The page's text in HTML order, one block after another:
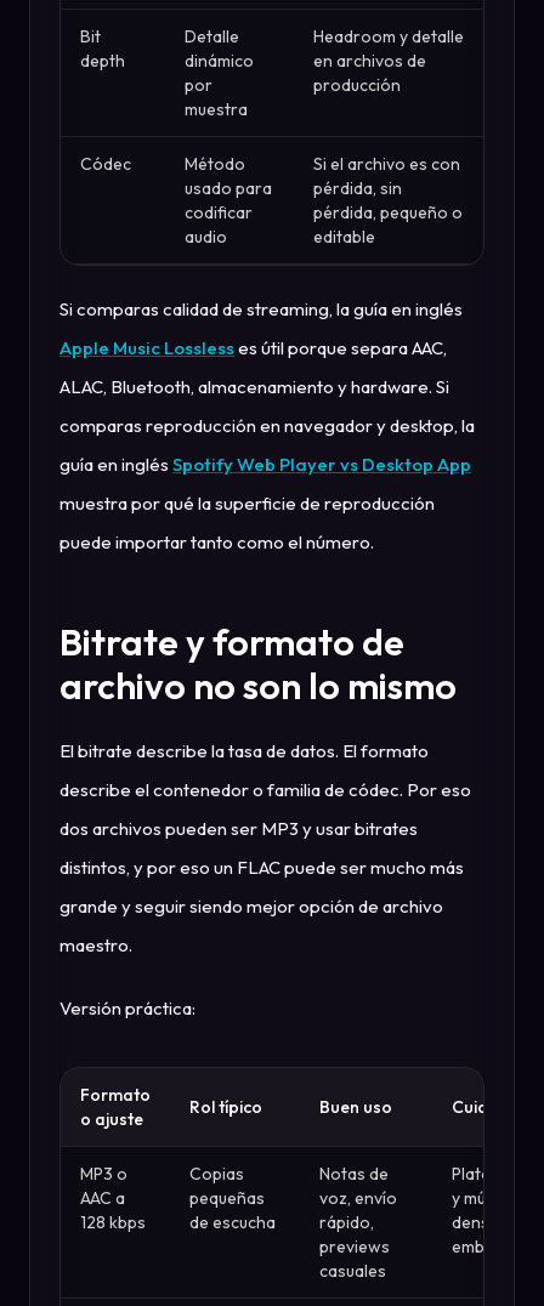
Bit
depth
Detalle
dinámico
por
muestra
Headroom y detalle
en archivos de
producción
Códec
Método
usado para
codificar
audio
Si el archivo es con
pérdida, sin
pérdida, pequeño o
editable
Si comparas calidad de streaming, la guía en inglés
Apple Music Losslesses útil porque separa AAC,
ALAC, Bluetooth, almacenamiento y hardware. Si
comparas reproducción en navegador y desktop, la
guía en inglés Spotify Web Player vs Desktop App
muestra por qué la superficie de reproducción
puede importar tanto como el número.
Bitrate y formato de
archivo no son lo mismo
El bitrate describe la tasa de datos. El formato
describe el contenedor o familia de códec. Por eso
dos archivos pueden ser MP3 y usar bitrates
distintos, y por eso un FLAC puede ser mucho más
grande y seguir siendo mejor opción de archivo
maestro.
Versión práctica:
Formato
o ajuste
Rol típico Buen uso Cuidado
MP3 o
AAC a
128 kbps
Copias
pequeñas
de escucha
Notas de
voz, envío
rápido,
previews
casuales
Platos,
y música
densa